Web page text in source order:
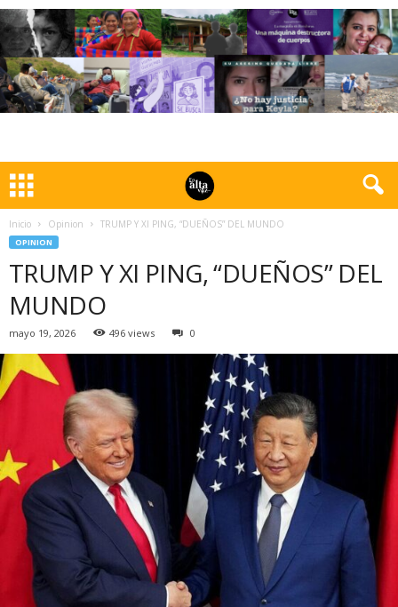
Inicio Opinion TRUMP Y XI PING, “DUEÑOS” DEL MUNDO
OPINION
TRUMP Y XI PING, “DUEÑOS” DEL
MUNDO
mayo 19, 2026 496 views 0